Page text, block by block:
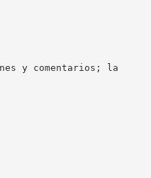
y comentarios; la